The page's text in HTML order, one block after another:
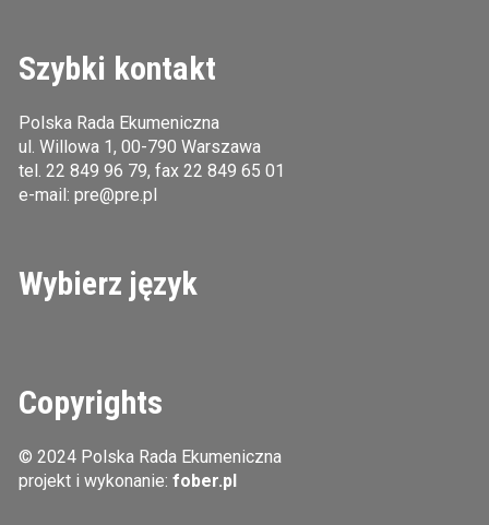
Szybki kontakt
Polska Rada Ekumeniczna
ul. Willowa 1, 00-790 Warszawa
tel. 22 849 96 79, fax 22 849 65 01
e-mail: pre@pre.pl
Wybierz język
Copyrights
© 2024 Polska Rada Ekumeniczna
projekt i wykonanie: fober.pl